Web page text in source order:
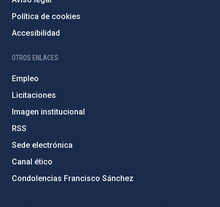
Política de cookies
Accesibilidad
OTROS ENLACES
Empleo
Licitaciones
Imagen institucional
RSS
Sede electrónica
Canal ético
Condolencias Francisco Sánchez